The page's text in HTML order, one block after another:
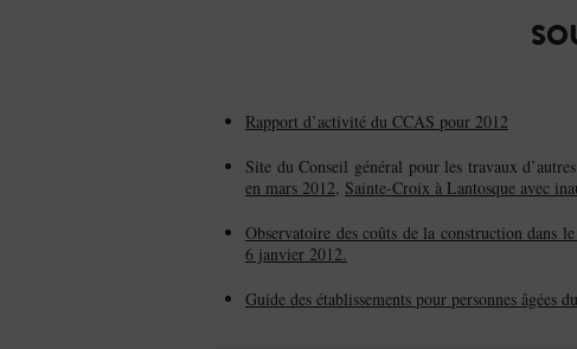
Rapport d’activité du CCAS pour 2012
Site du Conseil général pour les travaux
en mars 2012, Sainte-Croix à Lantosque avec
Observatoire des coûts de la construction dans
6 janvier 2012.
Guide des établissements pour personnes âgées